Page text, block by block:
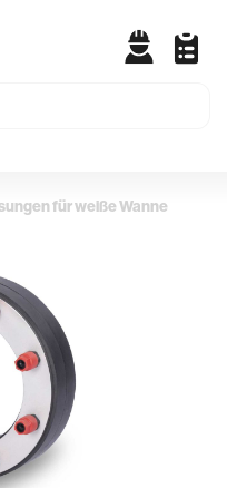
für weiße Wanne